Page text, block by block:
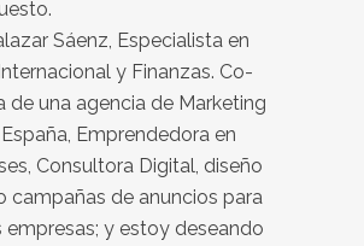
Sáenz, Especialista en
y Finanzas. Co-
de una agencia de Marketing
Emprendedora en
Consultora Digital, diseño
campañas de anuncios para
empresas; y estoy deseando